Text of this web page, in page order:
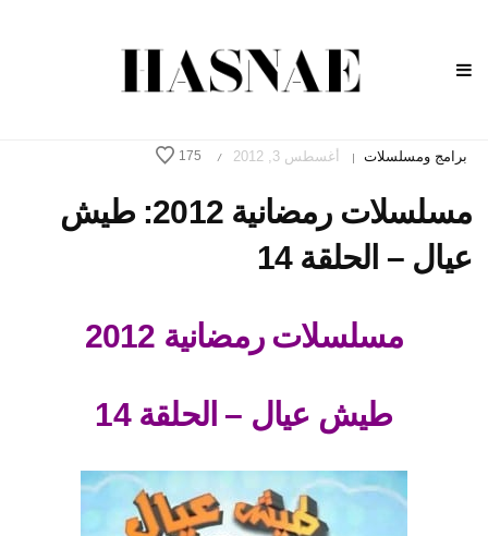
برامج ومسلسلات | أغسطس 3, 2012 /
175
مسلسلات رمضانية 2012: طيش
عيال – الحلقة 14
مسلسلات رمضانية 2012
طيش عيال – الحلقة 14